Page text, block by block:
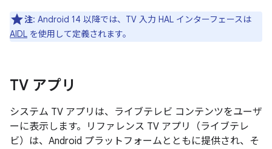
注: Android 14 以降では、TV 入力 HAL インターフェースは
AIDL を使用して定義されます。
TV アプリ
システム TV アプリは、ライブテレビ コンテンツをユーザ
ーに表示します。リファレンス TV アプリ（ライブテレ
ビ）は、Android プラットフォームとともに提供され、そ